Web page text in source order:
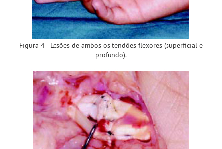
Figura 4 - Lesões de ambos os tendões flexores (superficial e
profundo).